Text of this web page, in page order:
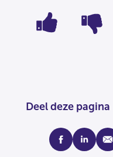
Deel deze pagina
facebooklinkedinmail